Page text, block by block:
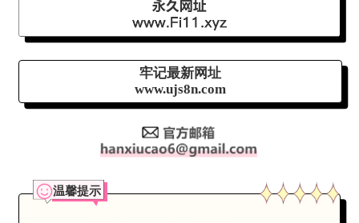
牢记最新网址
www.ujs8n.com
温馨提示